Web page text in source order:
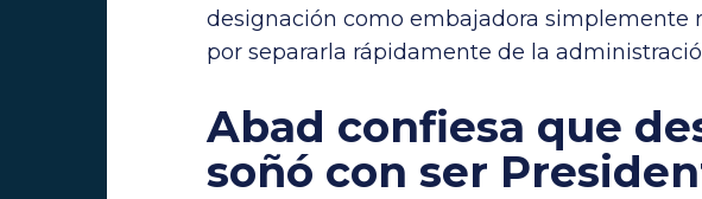
designación como embajadora simplemente
por separarla rápidamente de la
Abad confiesa que
soñó con ser